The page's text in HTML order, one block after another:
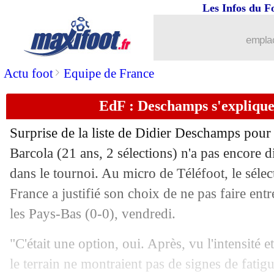
Actu foot> Equipe de France
Les Infos du
EdF : Deschamps
Surprise de la liste de Didier Deschamps
Barcola (21 ans, 2 sélections) n'a pas encore
dans le tournoi. Au micro de Téléfoot, le
France a justifié son choix de ne pas faire
les Pays-Bas (0-0), vendredi.
"C'était une option, oui. Après, vu l'intensité
le terrain ne montraient pas de signes de
: Pantaloni remplace Le Bris
23/06 EdF: Camavinga absent de
23/06 Albanie: Daku prend 2 matchs de
: Calhanoglu a discuté avec le
23/06 Brighton: Groß veut rejoindre
23/06 OM: un intérêt pour un international
23/06 Newcastle: Lyon se lance sur une
23/06 Bayern: Kimmich ne devrait pas